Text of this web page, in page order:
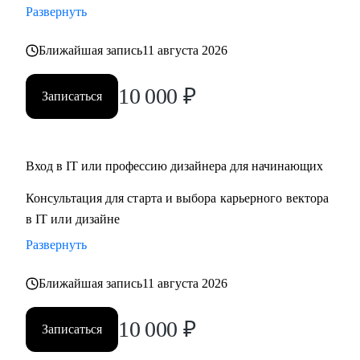
• Для дизайнеров, UI, UX, продуктовых дизайнеров
• Тем, кто хочет стать дизайнером в IT
• Тем, кто хочет войти в IT и начать строить карьеру с нуля,
но не знает с чего начать
Обращайся ко мне, если нужна помощь с
определением куда и как расти
Развернуть
Ближайшая запись11 августа 2026
Записаться 10 000 ₽
Вход в IT или профессию дизайнера для начинающих
Консультация для старта и выбора карьерного вектора
в IT или дизайне
Развернуть
Ближайшая запись11 августа 2026
Записаться 10 000 ₽